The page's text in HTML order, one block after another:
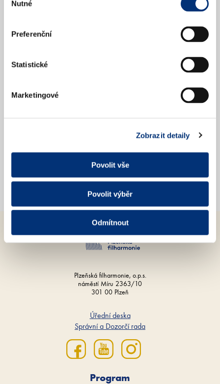
souhlasu
Nutné
Preferenční
Statistické
Marketingové
Zobrazit detaily
Povolit vše
Povolit výběr
Odmítnout
Dozvědět se více
Plzeňská filharmonie, o.p.s.
náměstí Míru 2363/10
301 00 Plzeň
Úřední deska
Správní a Dozorčí rada
Program